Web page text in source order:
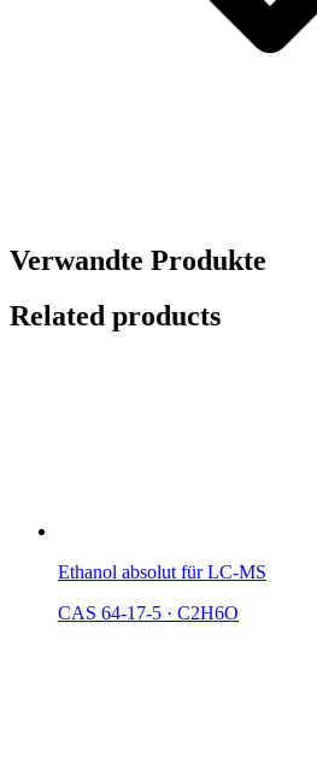
Verwandte Produkte
Related products
Ethanol absolut für LC-MS
CAS 64-17-5 · C2H6O